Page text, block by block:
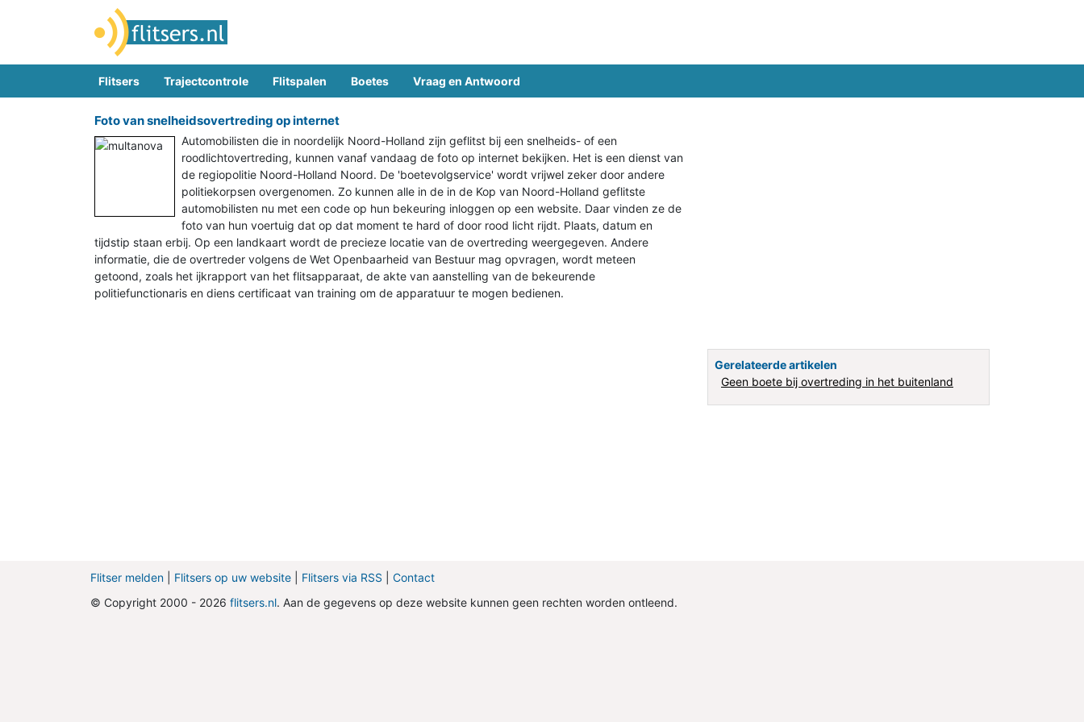
Flitsers Trajectcontrole Flitspalen Boetes Vraag en Antwoord
Foto van snelheidsovertreding op internet
Automobilisten die in noordelijk Noord-Holland zijn geflitst bij een snelheids- of een
roodlichtovertreding, kunnen vanaf vandaag de foto op internet bekijken. Het is een dienst van
de regiopolitie Noord-Holland Noord. De 'boetevolgservice' wordt vrijwel zeker door andere
politiekorpsen overgenomen. Zo kunnen alle in de in de Kop van Noord-Holland geflitste
automobilisten nu met een code op hun bekeuring inloggen op een website. Daar vinden ze de
foto van hun voertuig dat op dat moment te hard of door rood licht rijdt. Plaats, datum en
tijdstip staan erbij. Op een landkaart wordt de precieze locatie van de overtreding weergegeven. Andere
informatie, die de overtreder volgens de Wet Openbaarheid van Bestuur mag opvragen, wordt meteen
getoond, zoals het ijkrapport van het flitsapparaat, de akte van aanstelling van de bekeurende
politiefunctionaris en diens certificaat van training om de apparatuur te mogen bedienen.
Gerelateerde artikelen
Geen boete bij overtreding in het buitenland
Flitser melden Flitsers op uw website Flitsers via RSS
Contact
© Copyright 2000 - 2026 flitsers.nl. Aan de gegevens op deze website kunnen geen rechten worden ontleend.